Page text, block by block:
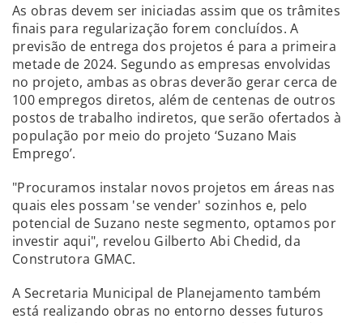
As obras devem ser iniciadas assim que os trâmites
finais para regularização forem concluídos. A
previsão de entrega dos projetos é para a primeira
metade de 2024. Segundo as empresas envolvidas
no projeto, ambas as obras deverão gerar cerca de
100 empregos diretos, além de centenas de outros
postos de trabalho indiretos, que serão ofertados à
população por meio do projeto ‘Suzano Mais
Emprego’.
"Procuramos instalar novos projetos em áreas nas
quais eles possam 'se vender' sozinhos e, pelo
potencial de Suzano neste segmento, optamos por
investir aqui", revelou Gilberto Abi Chedid, da
Construtora GMAC.
A Secretaria Municipal de Planejamento também
está realizando obras no entorno desses futuros